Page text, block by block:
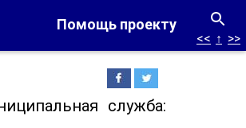
Помощь проекту
<< ↑ >>
служба: